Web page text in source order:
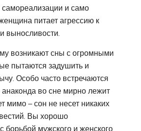
самореализации и само
питает агрессию к
выносливости.
возникают сны с огромными
пытаются задушить и
Особо часто встречаются
во сне мирно лежит
мимо – сон не несет никаких
Вы хорошо
борьбой мужского и женского